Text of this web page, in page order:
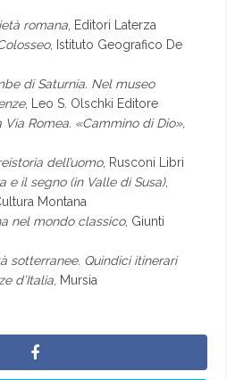
romana , Editori Laterza
, Istituto Geografico De
di Saturnia. Nel museo
, Leo S. Olschki Editore
Via Romea. «Cammino di Dio»,
dell’uomo, Rusconi Libri
e il segno (in Valle di Susa),
Montana
nel mondo classico, Giunti
sotterranee. Quindici itinerari
d’Italia , Mursia